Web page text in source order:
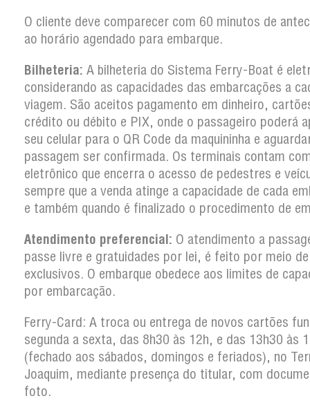
O cliente deve comparecer com 60 minutos de
ao horário agendado para embarque.
Bilheteria: A bilheteria do Sistema Ferry-Boat é
considerando as capacidades das embarcações a
viagem. São aceitos pagamento em dinheiro,
crédito ou débito e PIX, onde o passageiro poderá
seu celular para o QR Code da maquininha e
passagem ser confirmada. Os terminais contam
eletrônico que encerra o acesso de pedestres e
sempre que a venda atinge a capacidade de cada
e também quando é finalizado o procedimento de
Atendimento preferencial: O atendimento a
passe livre e gratuidades por lei, é feito por meio
exclusivos. O embarque obedece aos limites de
por embarcação.
Ferry-Card: A troca ou entrega de novos cartões
segunda a sexta, das 8h30 às 12h, e das 13h30 às
(fechado aos sábados, domingos e feriados), no
Joaquim, mediante presença do titular, com
foto.